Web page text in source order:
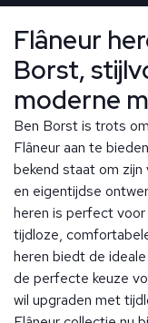
Flâneur
Borst,
moderne
Ben Borst is trots
Flâneur aan te
bekend staat om
en eigentijdse
heren is perfect
tijdloze,
heren biedt de
de perfecte keuze
wil upgraden met